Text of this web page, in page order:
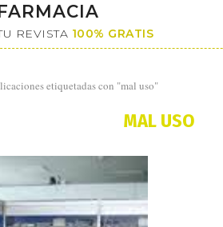
REVISTA 100% GRATIS
etiquetadas con "mal uso"
MAL USO